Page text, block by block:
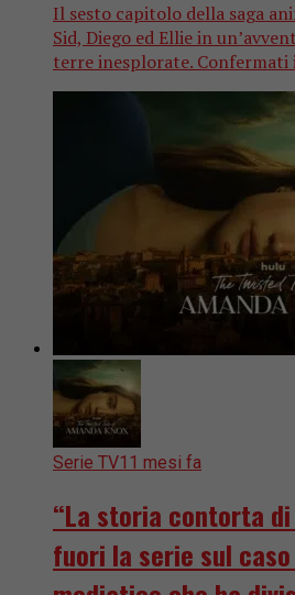
Il sesto capitolo della saga
Sid, Diego ed Ellie in
terre inesplorate.
Serie TV11 mesi fa
“La storia contorta di
fuori la serie sul